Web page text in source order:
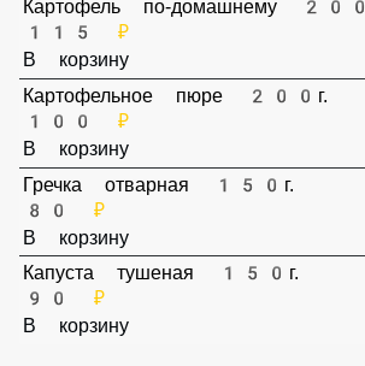
Картофель по-домашнему 200г.
115 ₽
В корзину
Картофельное пюре 200г.
100 ₽
В корзину
Гречка отварная 150г.
80 ₽
В корзину
Капуста тушеная 150г.